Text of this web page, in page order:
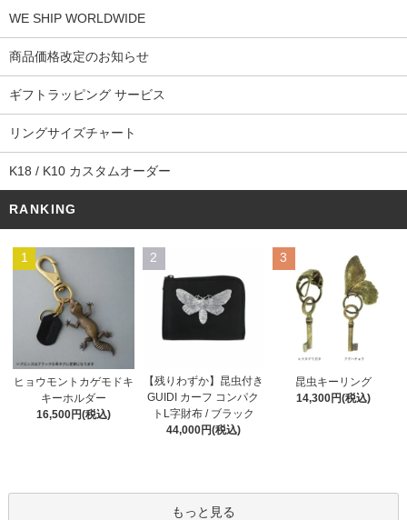
WE SHIP WORLDWIDE
商品価格改定のお知らせ
ギフトラッピング サービス
リングサイズチャート
K18 / K10 カスタムオーダー
RANKING
1
ヒョウモントカゲモドキ
キーホルダー
16,500円(税込)
2
【残りわずか】昆虫付き
GUIDI カーフ コンパク
トL字財布 / ブラック
44,000円(税込)
3
昆虫キーリング
14,300円(税込)
もっと見る